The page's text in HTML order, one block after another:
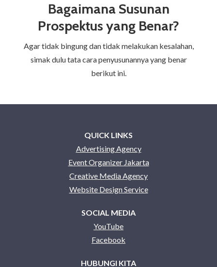
Bagaimana Susunan
Prospektus yang Benar?
Agar tidak bingung dan tidak melakukan kesalahan,
simak dulu tata cara penyusunannya yang benar
berikut ini.
QUICK LINKS
Advertising Agency
Event Organizer Jakarta
Creative Media Agency
Website Design Service
SOCIAL MEDIA
YouTube
Facebook
HUBUNGI KITA